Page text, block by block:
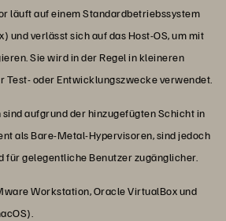
läuft auf einem Standardbetriebssystem
und verlässt sich auf das Host-OS, um mit
Sie wird in der Regel in kleineren
Test- oder Entwicklungszwecke verwendet.
aufgrund der hinzugefügten Schicht in
als Bare-Metal-Hypervisoren, sind jedoch
für gelegentliche Benutzer zugänglicher.
Workstation, Oracle VirtualBox und